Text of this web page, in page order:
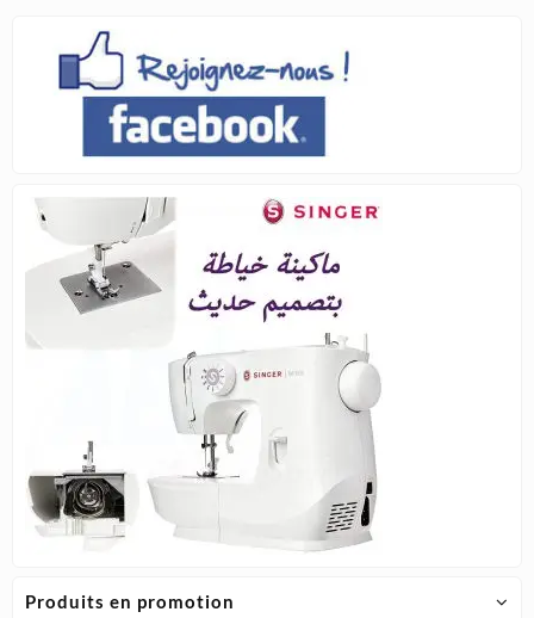
Produits en promotion